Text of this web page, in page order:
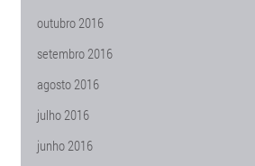
outubro 2016
setembro 2016
agosto 2016
julho 2016
junho 2016